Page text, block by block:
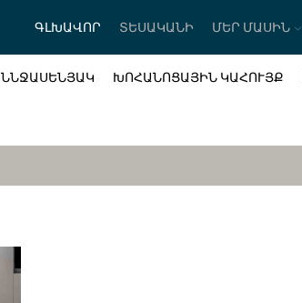
ԳԼԽԱՎՈՐ ՏԵՍԱԿԱՆԻ ՄԵՐ ՄԱՍԻՆ
ՆՆՋԱՍԵՆՅԱԿ ԽՈՀԱՆՈՑԱՅԻՆ ԿԱՀՈՒՅՔ